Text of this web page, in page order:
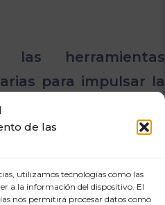
de las
utilizamos tecnologías como las
a la información del dispositivo. El
nos permitirá procesar datos como
herramientas
para impulsar la
compañía?